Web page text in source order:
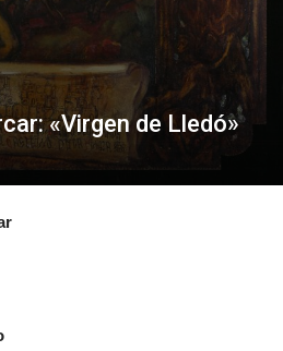
«Virgen de Lledó»